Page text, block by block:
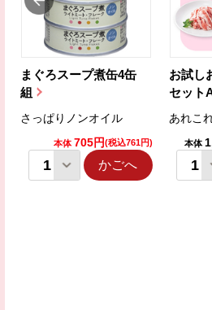
まぐろスープ煮缶4缶
組
さっぱりノンオイル
本体 705円(税込761円)
かごへ
お試し
セット
あれこ
本体